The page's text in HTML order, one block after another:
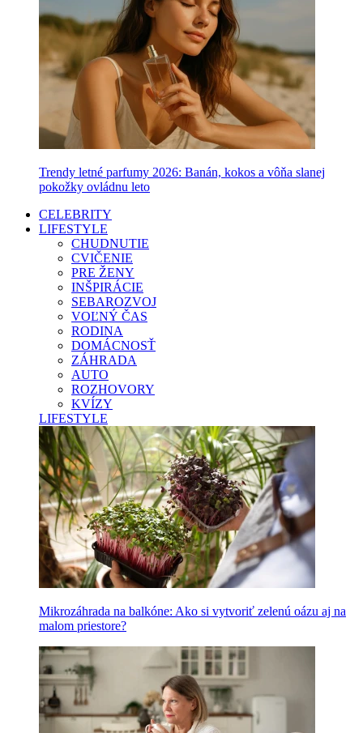
Trendy letné parfumy 2026: Banán, kokos a vôňa slanej
pokožky ovládnu leto
CELEBRITY
LIFESTYLE
CHUDNUTIE
CVIČENIE
PRE ŽENY
INŠPIRÁCIE
SEBAROZVOJ
VOĽNÝ ČAS
RODINA
DOMÁCNOSŤ
ZÁHRADA
AUTO
ROZHOVORY
KVÍZY
LIFESTYLE
Mikrozáhrada na balkóne: Ako si vytvoriť zelenú oázu aj na
malom priestore?